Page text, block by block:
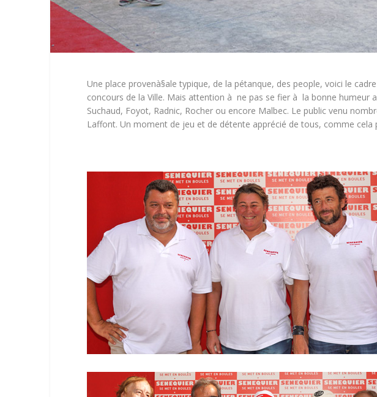
Une place provenà§ale typique, de la pétanque, des people, voici le
concours de la Ville. Mais attention à ne pas se fier à la bonne
Suchaud, Foyot, Radnic, Rocher ou encore Malbec. Le public venu
Laffont. Un moment de jeu et de détente apprécié de tous, comme cela